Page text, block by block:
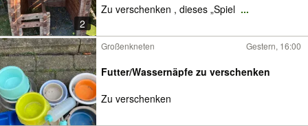
2
Zu verschenken , dieses „Spiel ...
Großenkneten Gestern, 16:00
Futter/Wassernäpfe zu verschenken
Zu verschenken